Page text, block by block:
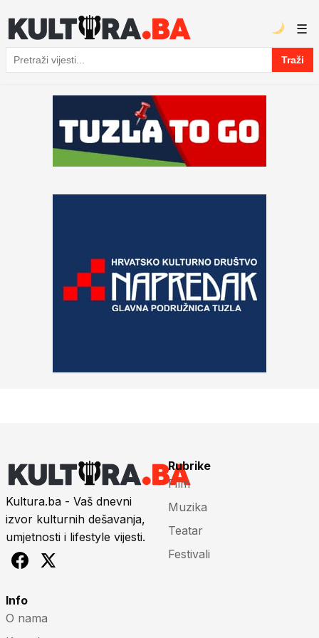
Pretraga
Traži
☰
Kultura.ba - Vaš dnevni
izvor kulturnih dešavanja,
umjetnosti i lifestyle vijesti.
Rubrike
Film
Muzika
Teatar
Festivali
Info
O nama